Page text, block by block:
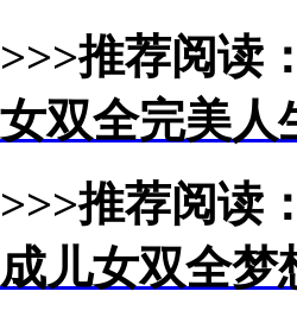
>>>推荐阅读：
女双全完美人
>>>推荐阅读：
成儿女双全梦